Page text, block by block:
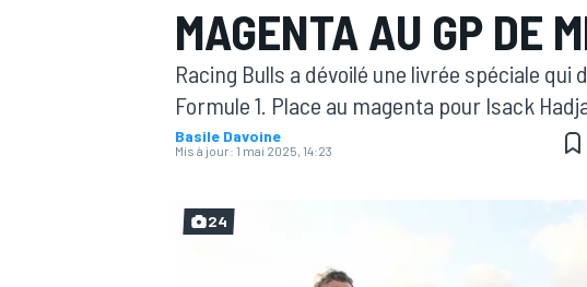
MAGENTA AU GP DE
Racing Bulls a dévoilé une livrée spéciale
Formule 1. Place au magenta pour Isack
Basile Davoine
Mis à jour: 1 mai 2025, 14:23
24